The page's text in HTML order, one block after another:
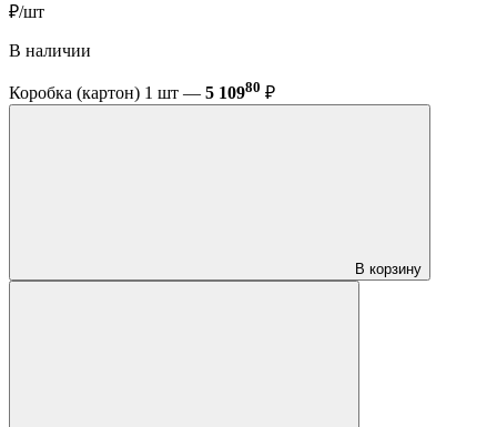
₽/шт
В наличии
Коробка (картон) 1 шт — 5 10980 ₽
В корзину